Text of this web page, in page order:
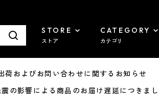
STORE
ストア
CATEGORY
カテゴリ
およびお問い合わせに関するお知らせ
影響による商品のお届け遅延につきまし